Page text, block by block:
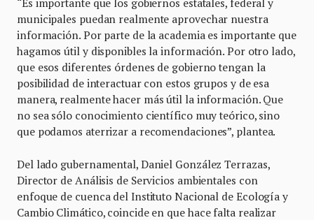
municipales puedan realmente aprovechar nuestra
información. Por parte de la academia es importante que
hagamos útil y disponibles la información. Por otro lado,
que esos diferentes órdenes de gobierno tengan la
posibilidad de interactuar con estos grupos y de esa
manera, realmente hacer más útil la información. Que
no sea sólo conocimiento científico muy teórico, sino
que podamos aterrizar a recomendaciones”, plantea.
Del lado gubernamental, Daniel González Terrazas,
Director de Análisis de Servicios ambientales con
enfoque de cuenca del Instituto Nacional de Ecología y
Cambio Climático, coincide en que hace falta realizar